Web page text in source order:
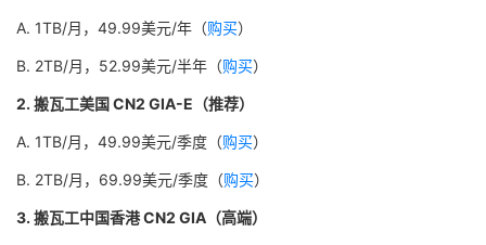
A. 1TB/月，49.99美元/年（购买）
B. 2TB/月，52.99美元/半年（购买）
2. 搬瓦工美国 CN2 GIA-E（推荐）
A. 1TB/月，49.99美元/季度（购买）
B. 2TB/月，69.99美元/季度（购买）
3. 搬瓦工中国香港 CN2 GIA（高端）